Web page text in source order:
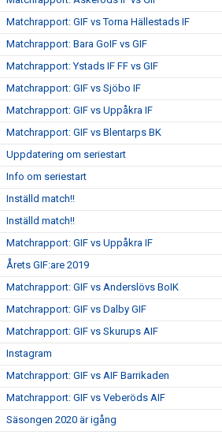
Matchrapport: GIF vs Torna Hällestads IF
Matchrapport: Bara GoIF vs GIF
Matchrapport: Ystads IF FF vs GIF
Matchrapport: GIF vs Sjöbo IF
Matchrapport: GIF vs Uppåkra IF
Matchrapport: GIF vs Blentarps BK
Uppdatering om seriestart
Info om seriestart
Inställd match!!
Inställd match!!
Matchrapport: GIF vs Uppåkra IF
Årets GIF:are 2019
Matchrapport: GIF vs Anderslövs BoIK
Matchrapport: GIF vs Dalby GIF
Matchrapport: GIF vs Skurups AIF
Instagram
Matchrapport: GIF vs AIF Barrikaden
Matchrapport: GIF vs Veberöds AIF
Säsongen 2020 är igång